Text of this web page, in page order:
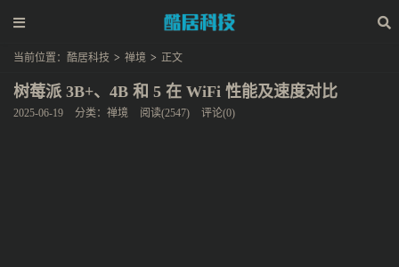
当前位置： 酷居科技 > 禅境 > 正文
树莓派 3B+、4B 和 5 在 WiFi 性能及速度对比
2025-06-19 分类： 禅境 阅读(2547) 评论(0)